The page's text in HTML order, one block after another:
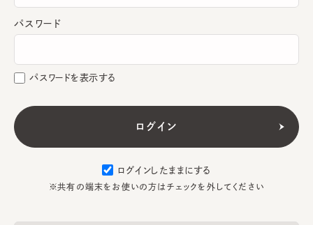
パスワード
パスワードを表示する
ログインしたままにする
※共有の端末をお使いの方はチェックを外してください